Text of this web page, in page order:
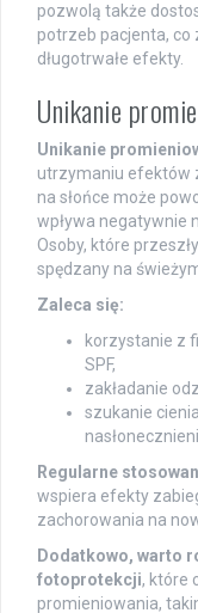
pozwolą także
potrzeb pacjenta, co
długotrwałe efekty.
Unikanie
Unikanie
utrzymaniu efektów
na słońce może
wpływa negatywnie
Osoby, które
spędzany na
Zaleca się:
korzystanie z
SPF,
zakładanie
szukanie
Regularne
wspiera efekty
zachorowania na
Dodatkowo, warto
fotoprotekcji, które
promieniowania,